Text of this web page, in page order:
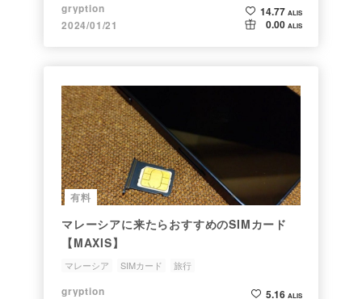
gryption
2024/01/21
14.77 ALIS
0.00 ALIS
有料
マレーシアに来たらおすすめのSIMカード
【MAXIS】
マレーシア SIMカード 旅行
gryption
5.16 ALIS